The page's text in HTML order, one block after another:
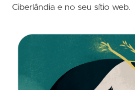
Ciberlândia e no seu sítio web.